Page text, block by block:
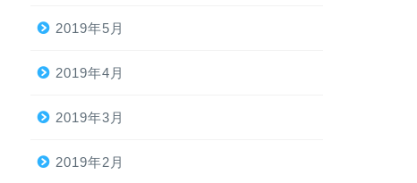
2019年5月
2019年4月
2019年3月
2019年2月